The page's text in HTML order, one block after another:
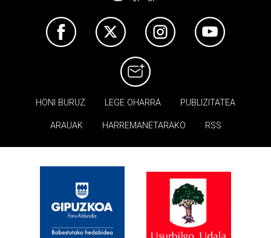
HONI BURUZ LEGE OHARRA PUBLIZITATEA
ARAUAK HARREMANETARAKO RSS